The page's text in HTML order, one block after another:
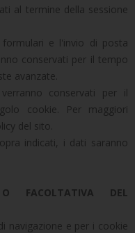
al termine della sessione
e l'invio di posta
conservati per il tempo
avanzate.
conservati per il
cookie. Per maggiori
del sito.
indicati, i dati saranno
FACOLTATIVA DEL
navigazione e per i cookie